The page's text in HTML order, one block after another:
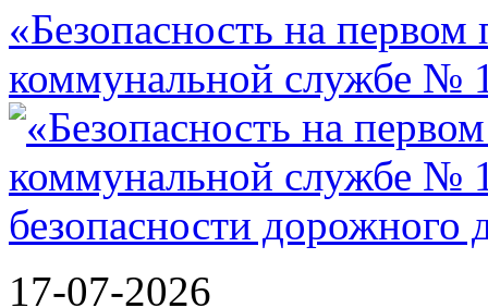
«Безопасность на
коммунальной службе №
17-07-2026